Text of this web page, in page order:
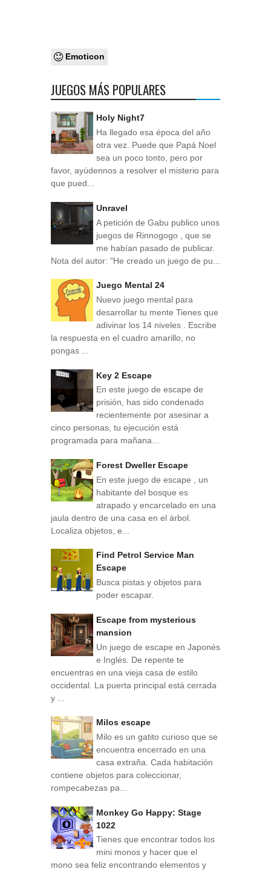
Emoticon
JUEGOS MÁS POPULARES
Holy Night7
Ha llegado esa época del año
otra vez. Puede que Papá Noel
sea un poco tonto, pero por
favor, ayúdennos a resolver el misterio para
que pued...
Unravel
A petición de Gabu publico unos
juegos de Rinnogogo , que se
me habían pasado de publicar.
Nota del autor: "He creado un juego de pu...
Juego Mental 24
Nuevo juego mental para
desarrollar tu mente Tienes que
adivinar los 14 niveles . Escribe
la respuesta en el cuadro amarillo, no
pongas ...
Key 2 Escape
En este juego de escape de
prisión, has sido condenado
recientemente por asesinar a
cinco personas, tu ejecución está
programada para mañana...
Forest Dweller Escape
En este juego de escape , un
habitante del bosque es
atrapado y encarcelado en una
jaula dentro de una casa en el árbol.
Localiza objetos, e...
Find Petrol Service Man
Escape
Busca pistas y objetos para
poder escapar.
Escape from mysterious
mansion
Un juego de escape en Japonés
e Inglés. De repente te
encuentras en una vieja casa de estilo
occidental. La puerta principal está cerrada
y ...
Milos escape
Milo es un gatito curioso que se
encuentra encerrado en una
casa extraña. Cada habitación
contiene objetos para coleccionar,
rompecabezas pa...
Monkey Go Happy: Stage
1022
Tienes que encontrar todos los
mini monos y hacer que el
mono sea feliz encontrando elementos y